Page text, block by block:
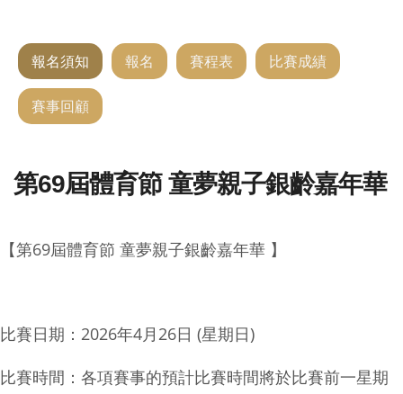
報名須知 報名 賽程表 比賽成績
賽事回顧
第69屆體育節 童夢親子銀齡嘉年華
【第69屆體育節 童夢親子銀齡嘉年華 】
比賽日期：2026年4月26日 (星期日)
比賽時間：各項賽事的預計比賽時間將於比賽前一星期